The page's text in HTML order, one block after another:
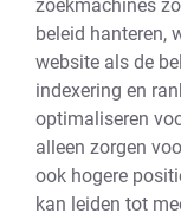
zoekmachines
beleid hanteren,
website als de
indexering en
optimaliseren
alleen zorgen
ook hogere
kan leiden tot